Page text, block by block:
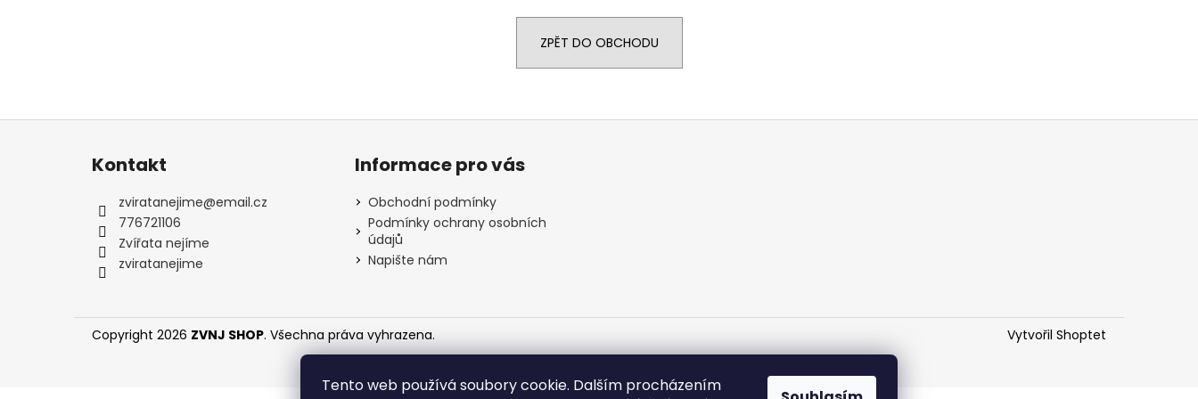
Tento web používá soubory cookie. Dalším procházením
ZPĚT DO OBCHODU
Z
Kontakt
zviratanejime@email.cz
776721106
Zvířata nejíme
zviratanejime
Informace pro vás
Obchodní podmínky
Podmínky ochrany osobních
údajů
Napište nám
Vytvořil Shoptet
Copyright 2026 ZVNJ SHOP. Všechna práva vyhrazena.